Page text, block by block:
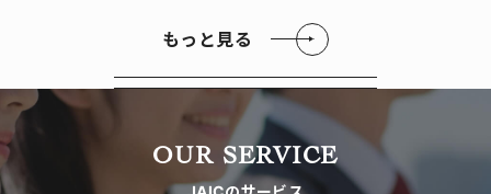
もっと見る
OUR SERVICE